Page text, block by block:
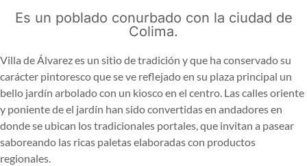
Es un poblado conurbado con la ciudad de
Colima.
Villa de Álvarez es un sitio de tradición y que ha conservado su
carácter pintoresco que se ve reflejado en su plaza principal un
bello jardín arbolado con un kiosco en el centro. Las calles oriente
y poniente de el jardín han sido convertidas en andadores en
donde se ubican los tradicionales portales, que invitan a pasear
saboreando las ricas paletas elaboradas con productos
regionales.